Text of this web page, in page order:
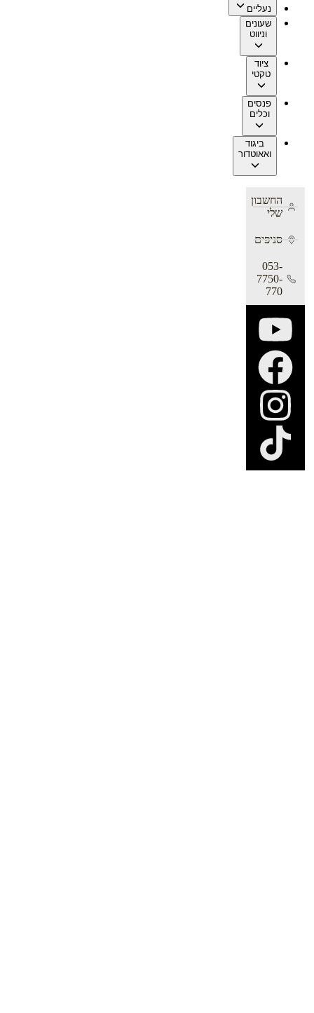
נעליים
שעונים
וניווט
ציוד
טקטי
פנסים
וכלים
ביגוד
ואאוטדור
החשבון
שלי
סניפים
053-
7750-
770